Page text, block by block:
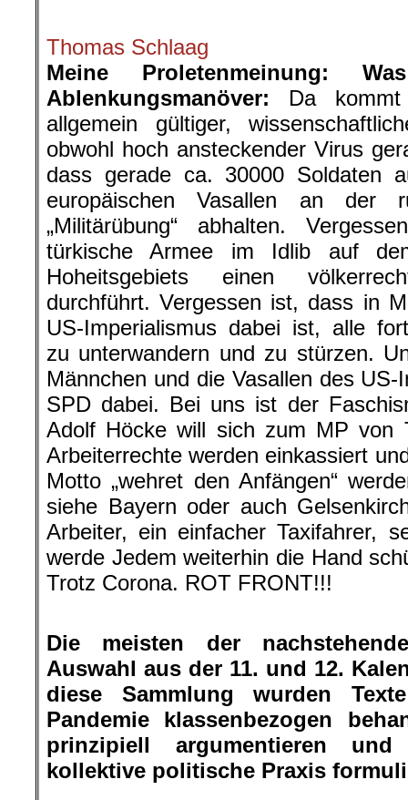
Thomas Schlaag
Meine Proletenmeinung:
Ablenkungsmanöver: Da kommt
allgemein gültiger,
obwohl hoch ansteckender Virus
dass gerade ca. 30000 Soldaten
europäischen Vasallen an der
„Militärübung“ abhalten.
türkische Armee im Idlib auf
Hoheitsgebiets einen
durchführt. Vergessen ist, dass in
US-Imperialismus dabei ist, alle
zu unterwandern und zu stürzen.
Männchen und die Vasallen des
SPD dabei. Bei uns ist der
Adolf Höcke will sich zum MP von
Arbeiterrechte werden einkassiert
Motto „wehret den Anfängen“
siehe Bayern oder auch
Arbeiter, ein einfacher Taxifahrer,
werde Jedem weiterhin die Hand
Trotz Corona. ROT FRONT!!!
Die meisten der
Auswahl aus der 11. und 12.
diese Sammlung wurden
Pandemie klassenbezogen
prinzipiell argumentieren
kollektive politische Praxis